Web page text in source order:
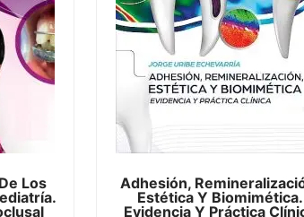
Los
Adhesión,
Estética Y Biomimética.
Evidencia Y Práctica